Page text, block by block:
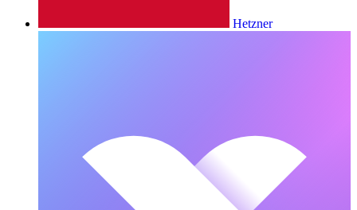
Hetzner